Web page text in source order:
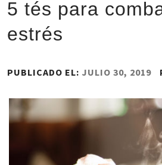
5 tés para
estrés
PUBLICADO EL: JULIO 30, 2019